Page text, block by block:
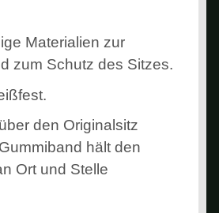
Materialien zur
zum Schutz des Sitzes.
den Originalsitz
hält den
Ort und Stelle